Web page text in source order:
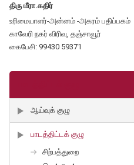
திரு மீரா.கதிர்
உரிமையாளர்-அன்னம் -அகரம் பதிப்பகம்
காவேரி நகர் விரிவு, தஞ்சாவூர்
கைபேசி: 99430 59371
ஆய்வுக் குழு
பாடத்திட்டக் குழு
சிற்பத்துறை